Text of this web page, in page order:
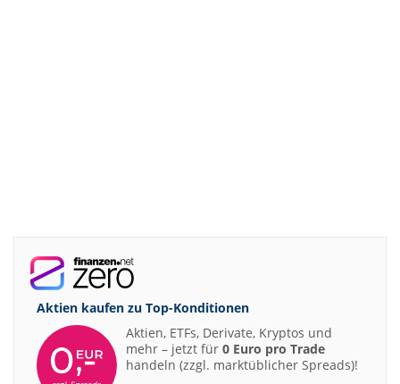
Aktien kaufen zu Top-Konditionen
Aktien, ETFs, Derivate, Kryptos und
mehr – jetzt für 0 Euro pro Trade
handeln (zzgl. marktüblicher Spreads)!